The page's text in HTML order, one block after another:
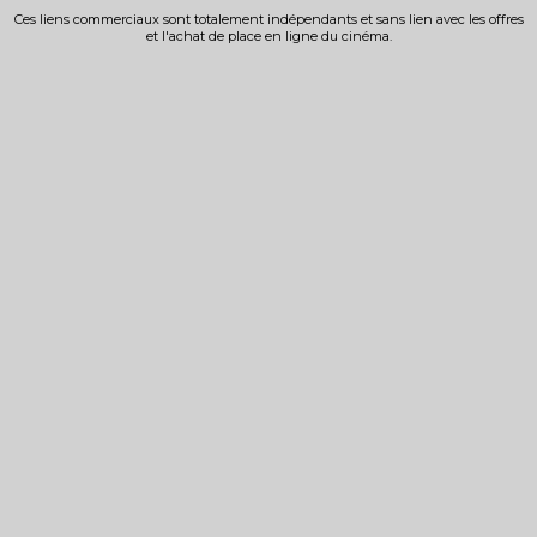
Ces liens commerciaux sont totalement indépendants et sans lien avec les offres
et l'achat de place en ligne du cinéma.